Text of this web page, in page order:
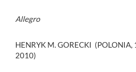
Allegro
HENRYK M. GORECKI (POLONIA,
2010)